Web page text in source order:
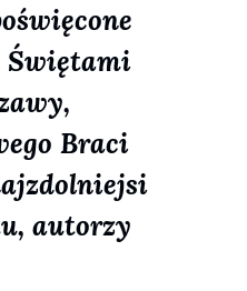
Świętami
Braci
autorzy